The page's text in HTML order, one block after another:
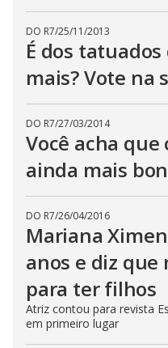
DO R7/25/11/2013
É dos
mais? Vote na
DO R7/27/03/2014
Você acha
ainda mais
DO R7/26/04/2016
Mariana
anos e diz que
para ter filhos
Atriz contou para revista
em primeiro lugar